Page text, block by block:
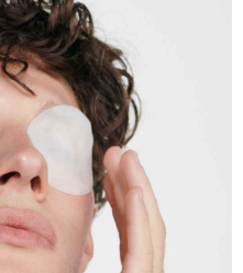
未達大哥付你分期系統評分，恕無
分期」於每月結算日後寄送繳費提
商條碼／台灣大直營門市／銀行轉
繳費。
」（以下簡稱本公司）所提供，讓
服務，並由商店將買賣／分期付款
公司帳單繳交帳款。
契約關係目的，商店將以您的個人
需儲值。
可結帳。
。
後，將跳轉至「AFTEE先享後付」
即可完成結帳。
簡訊。
簡訊中的連結，可透過四大超商／
方視為交易完成。
費，但若您需要取消訂單，請聯絡
單仍視為有效，需透過AFTEE先享
」之結帳頁面顯示為準，若有關於
運費
運費
費